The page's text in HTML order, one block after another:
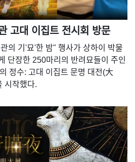
고대 이집트 전시회 방문
의 기'묘'한 밤" 행사가 상하이 박물
단장한 250마리의 반려묘들이 주인
정수: 고대 이집트 문명 대전(大
시작했다.